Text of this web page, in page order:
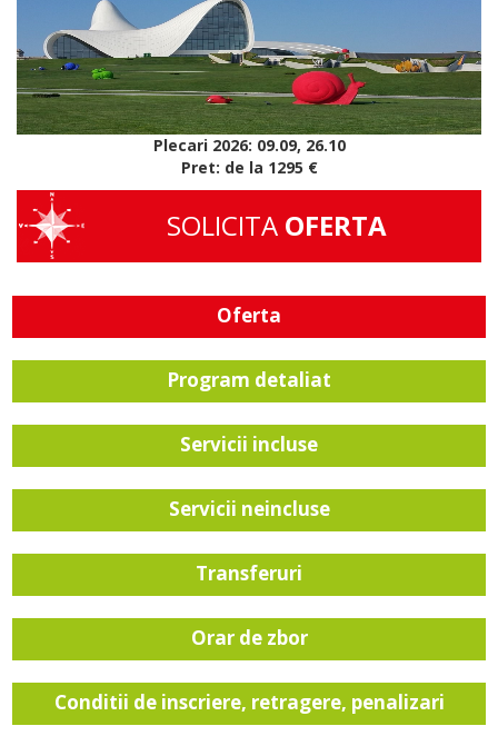
Plecari 2026: 09.09, 26.10
Pret: de la 1295 €
SOLICITA OFERTA
Oferta
Program detaliat
Servicii incluse
Servicii neincluse
Transferuri
Orar de zbor
Conditii de inscriere, retragere, penalizari